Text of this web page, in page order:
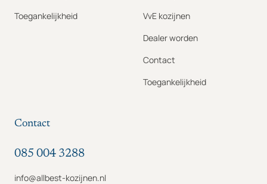
Toegankelijkheid
VvE kozijnen
Dealer worden
Contact
Toegankelijkheid
Contact
085 004 3288
info@allbest-kozijnen.nl